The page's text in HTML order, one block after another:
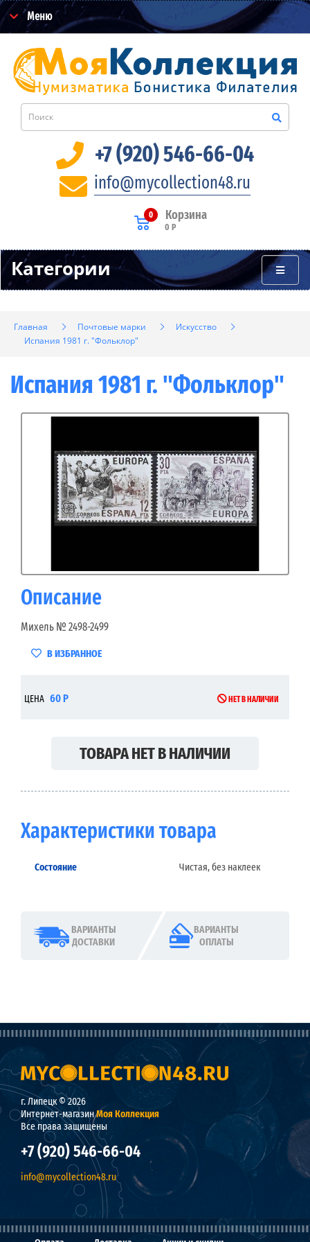
Меню
+7 (920) 546-66-04
info@mycollection48.ru
Корзина
0
0 Р
Категории
Главная Почтовые марки
Искусство
Испания 1981 г. "Фольклор"
Испания 1981 г. "Фольклор"
Описание
Михель № 2498-2499
В ИЗБРАННОЕ
ЦЕНА 60 Р НЕТ В НАЛИЧИИ
ТОВАРА НЕТ В НАЛИЧИИ
Характеристики товара
Состояние Чистая, без наклеек
ВАРИАНТЫ
ДОСТАВКИ
ВАРИАНТЫ
ОПЛАТЫ
г. Липецк © 2026
Интернет-магазинМоя Коллекция
Все права защищены
+7 (920) 546-66-04
info@mycollection48.ru